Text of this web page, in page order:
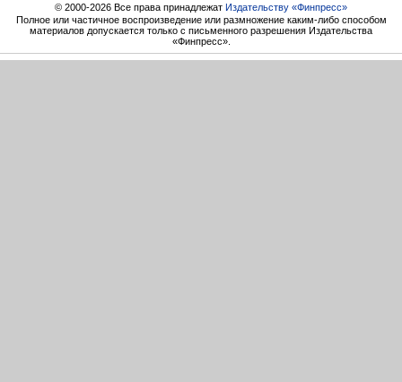
© 2000-2026 Все права принадлежат Издательству «Финпресс»
Полное или частичное воспроизведение или размножение каким-либо способом
материалов допускается только с письменного разрешения Издательства
«Финпресс».